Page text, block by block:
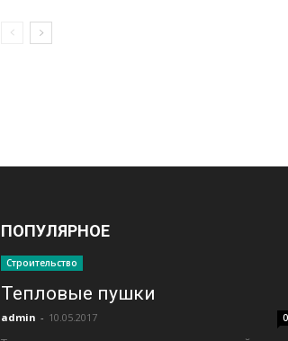
ПОПУЛЯРНОЕ
Строительство
Тепловые пушки
admin - 10.05.2017 0